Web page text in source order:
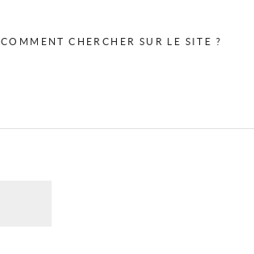
COMMENT CHERCHER SUR LE SITE ?